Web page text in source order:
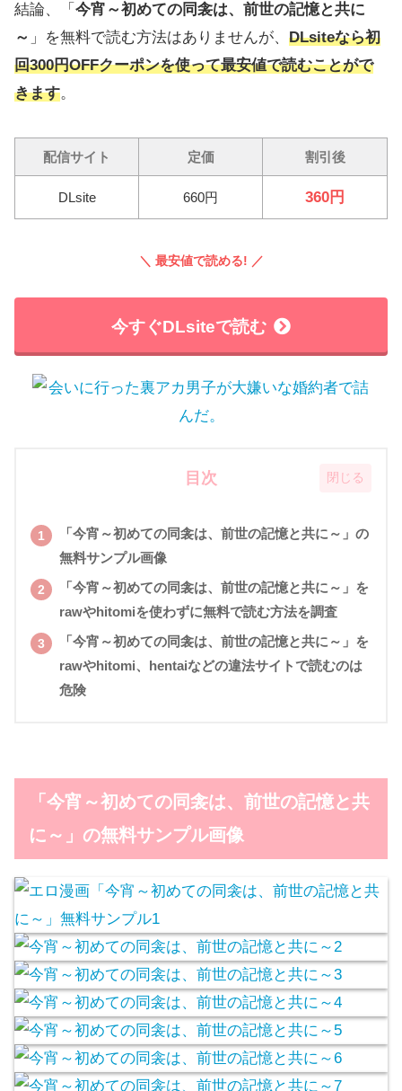
結論、「 今宵～初めての同衾は、前世の記憶と共に
～ 」を無料で読む方法はありませんが、 DLsiteなら初
回300円OFFクーポンを使って最安値で読むことがで
きます。
配信サイト 定価 割引後
DLsite 660円 360円
＼ 最安値で読める! ／
今すぐDLsiteで読む
目次
「今宵～初めての同衾は、前世の記憶と共に～」の
無料サンプル画像
「今宵～初めての同衾は、前世の記憶と共に～」を
rawやhitomiを使わずに無料で読む方法を調査
「今宵～初めての同衾は、前世の記憶と共に～」を
rawやhitomi、hentai​などの違法サイトで読むのは
危険
「今宵～初めての同衾は、前世の記憶と共
に～ 」の無料サンプル画像